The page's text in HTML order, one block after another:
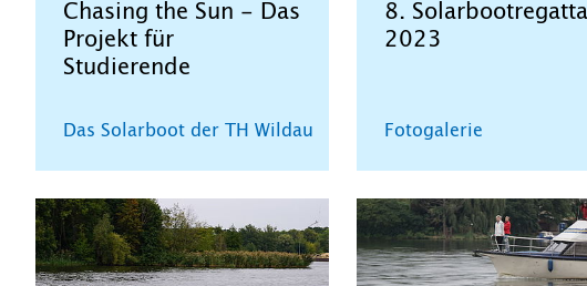
Chasing the Sun - Das
Projekt für
Studierende
Das Solarboot der TH Wildau
8. Solarbootregatta
2023
Fotogalerie